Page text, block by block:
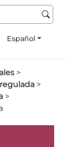
Español
>
>
>